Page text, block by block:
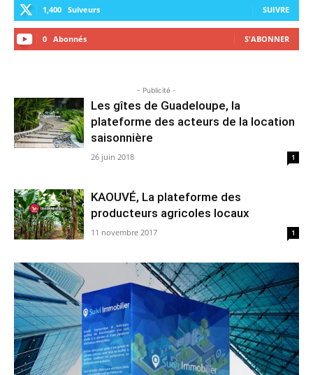
1,400 Suiveurs SUIVRE
0 Abonnés S'ABONNER
- Publicité -
Les gîtes de Guadeloupe, la
plateforme des acteurs de la location
saisonnière
26 juin 2018 1
KAOUVÉ, La plateforme des
producteurs agricoles locaux
11 novembre 2017 1